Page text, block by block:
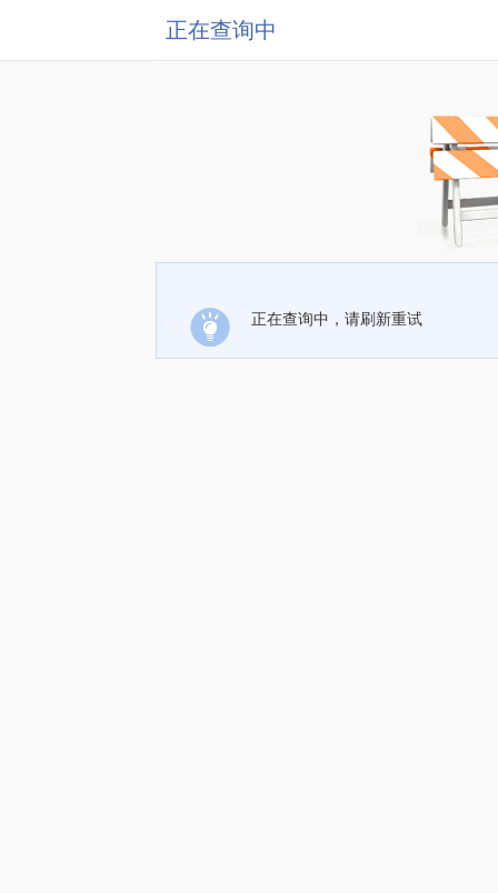
正在查询中
正在查询中，请刷新重试